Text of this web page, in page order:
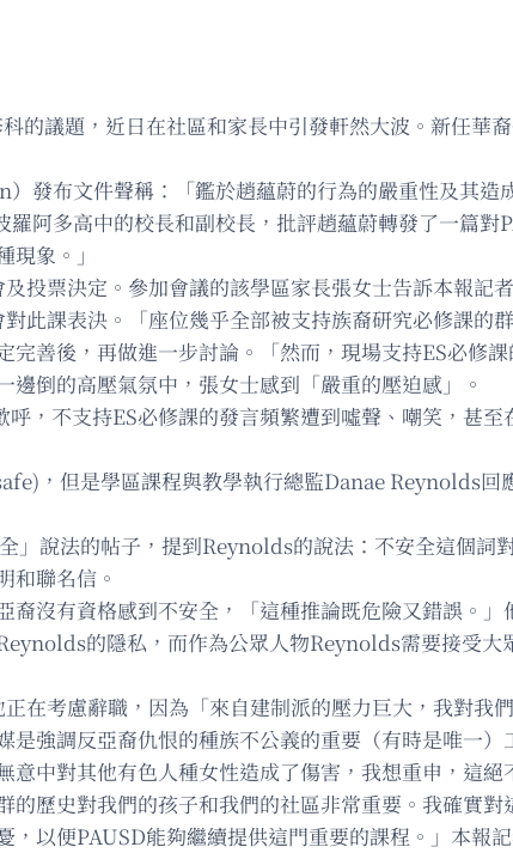
議題，近日在社區和家長中引發軒然大波。新任華
布文件聲稱：「鑑於趙蘊蔚的行為的嚴重性及其造
阿多高中的校長和副校長，批評趙蘊蔚轉發了一篇對
象。」
投票決定。參加會議的該學區家長張女士告訴本報記
此課表決。「座位幾乎全部被支持族裔研究必修課的
善後，再做進一步討論。「然而，現場支持ES必修
倒的高壓氣氛中，張女士感到「嚴重的壓迫感」。
，不支持ES必修課的發言頻繁遭到噓聲、嘲笑，甚
，但是學區課程與教學執行總監Danae Reynolds回
說法的帖子，提到Reynolds的說法：不安全這個詞
和聯名信。
沒有資格感到不安全，「這種推論既危險又錯誤。
的隱私，而作為公眾人物Reynolds需要接受大
在考慮辭職，因為「來自建制派的壓力巨大，我對我
強調反亞裔仇恨的種族不公義的重要（有時是唯一
中對其他有色人種女性造成了傷害，我想重申，這絕
歷史對我們的孩子和我們的社區非常重要。我確實
以便PAUSD能夠繼續提供這門重要的課程。」本報